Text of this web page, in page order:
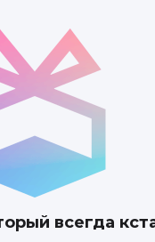
Я
всегда